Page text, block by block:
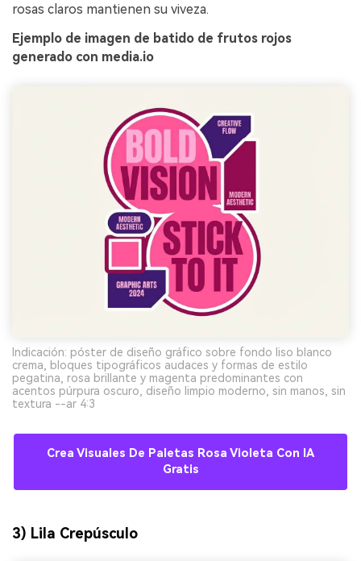
rosas claros mantienen su viveza.
Ejemplo de imagen de batido de frutos rojos
generado con media.io
Indicación: póster de diseño gráfico sobre fondo liso blanco
crema, bloques tipográficos audaces y formas de estilo
pegatina, rosa brillante y magenta predominantes con
acentos púrpura oscuro, diseño limpio moderno, sin manos, sin
textura --ar 4:3
Crea Visuales De Paletas Rosa Violeta Con IA
Gratis
3) Lila Crepúsculo